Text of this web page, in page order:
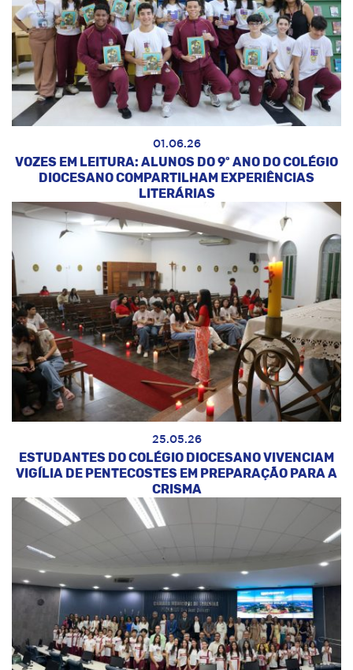
01.06.26
VOZES EM LEITURA: ALUNOS DO 9º ANO DO COLÉGIO
DIOCESANO COMPARTILHAM EXPERIÊNCIAS
LITERÁRIAS
25.05.26
ESTUDANTES DO COLÉGIO DIOCESANO VIVENCIAM
VIGÍLIA DE PENTECOSTES EM PREPARAÇÃO PARA A
CRISMA